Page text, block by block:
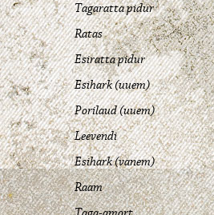
Tagaratta pidur
Ratas
Esiratta pidur
Esihark (uuem)
Porilaud (uuem)
Leevendi
Esihark (vanem)
Raam